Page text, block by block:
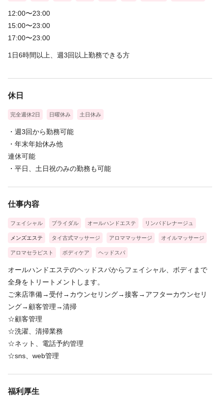
12:00〜23:00
15:00〜23:00
17:00〜23:00
1日6時間以上、週3回以上勤務できる方
休日
完全週休2日 日曜休み 土日休み
・週3回から勤務可能
・年末年始休み他
連休可能
・平日、土日祝のみの勤務も可能
仕事内容
フェイシャル ブライダル オールハンドエステ リンパドレナージュ
メンズエステ タイ古式マッサージ アロママッサージ オイルマッサージ
アロマセラピスト ボディケア ヘッドスパ
オールハンドエステのヘッドスパからフェイシャル、ボディまで
全身をトリートメントします。
ご来店準備→受付→カウンセリング→接客→アフターカウンセリ
ング→顧客管理→清掃
☆顧客管理
☆洗濯、清掃業務
☆ネット、電話予約管理
☆sns、web管理
福利厚生